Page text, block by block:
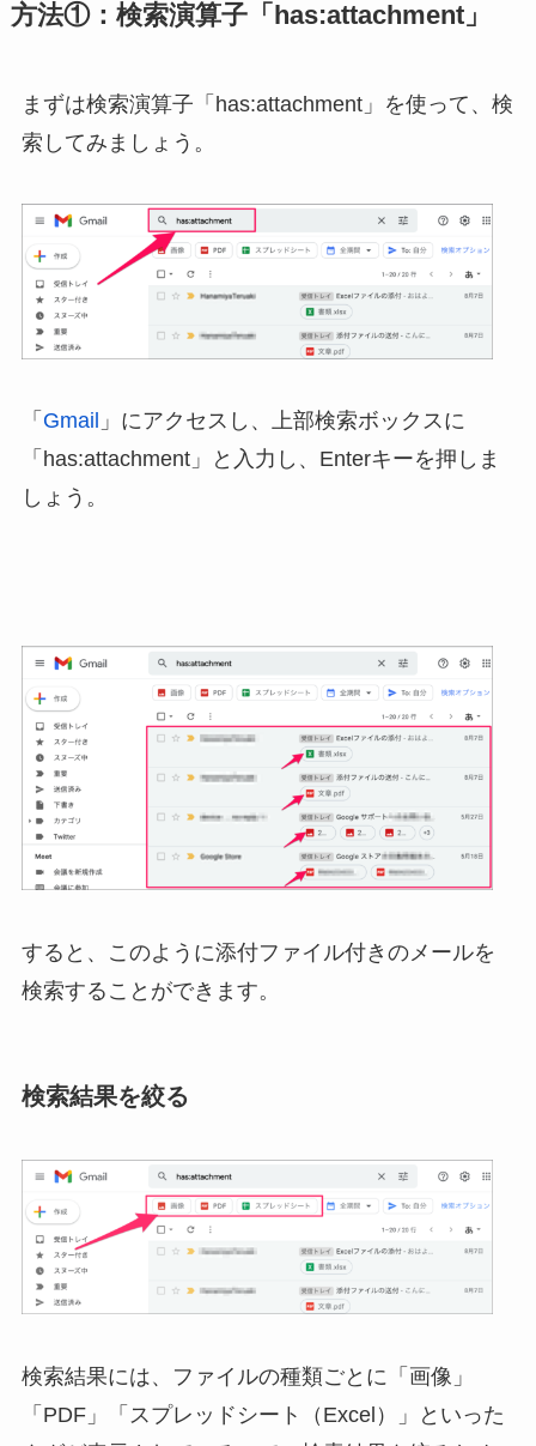
方法①：検索演算子「has:attachment」
まずは検索演算子「has:attachment」を使って、検
索してみましょう。
「 Gmail 」にアクセスし、上部検索ボックスに
「has:attachment」と入力し、Enterキーを押しま
しょう。
すると、このように添付ファイル付きのメールを
検索することができます。
検索結果を絞る
検索結果には、ファイルの種類ごとに「画像」
「PDF」「スプレッドシート（Excel）」といった